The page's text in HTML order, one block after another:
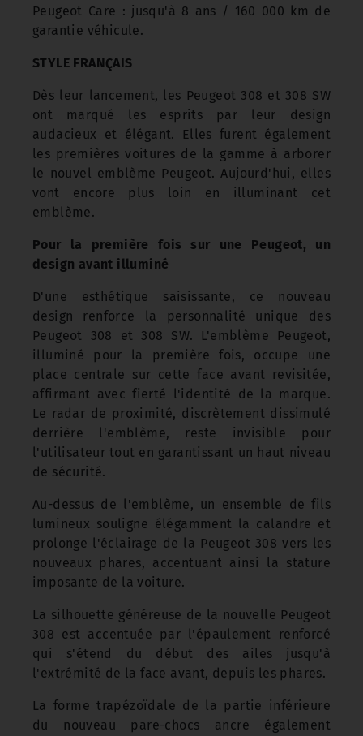
Peugeot Care : jusqu'à 8 ans / 160 000 km de
garantie véhicule.
STYLE FRANÇAIS
Dès leur lancement, les Peugeot 308 et 308 SW
ont marqué les esprits par leur design
audacieux et élégant. Elles furent également
les premières voitures de la gamme à arborer
le nouvel emblème Peugeot. Aujourd'hui, elles
vont encore plus loin en illuminant cet
emblème.
Pour la première fois sur une Peugeot, un
design avant illuminé
D'une esthétique saisissante, ce nouveau
design renforce la personnalité unique des
Peugeot 308 et 308 SW. L'emblème Peugeot,
illuminé pour la première fois, occupe une
place centrale sur cette face avant revisitée,
affirmant avec fierté l'identité de la marque.
Le radar de proximité, discrètement dissimulé
derrière l'emblème, reste invisible pour
l'utilisateur tout en garantissant un haut niveau
de sécurité.
Au-dessus de l'emblème, un ensemble de fils
lumineux souligne élégamment la calandre et
prolonge l'éclairage de la Peugeot 308 vers les
nouveaux phares, accentuant ainsi la stature
imposante de la voiture.
La silhouette généreuse de la nouvelle Peugeot
308 est accentuée par l'épaulement renforcé
qui s'étend du début des ailes jusqu'à
l'extrémité de la face avant, depuis les phares.
La forme trapézoïdale de la partie inférieure
du nouveau pare-chocs ancre également